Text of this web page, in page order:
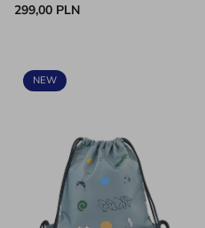
299,00 PLN
NEW